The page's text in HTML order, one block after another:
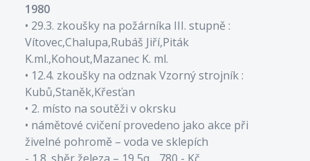
1980
• 29.3. zkoušky na požárníka III. stupně :
Vítovec,Chalupa,Rubáš Jiří,Piták
K.ml.,Kohout,Mazanec K. ml.
• 12.4. zkoušky na odznak Vzorný strojník :
Kubů,Staněk,Křesťan
• 2. místo na soutěži v okrsku
• námětové cvičení provedeno jako akce při
živelné pohromě – voda ve sklepích